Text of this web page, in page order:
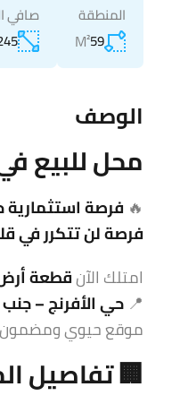
المنطقة
59
M²
صافي
الوصف
محل للبيع في
🔥 فرصة
فرصة لن تتكرر في
امتلك الآنقطعة أرض
📍 حي الأفرنج –
موقع حيوي ومضمون
🏢 تفاصيل